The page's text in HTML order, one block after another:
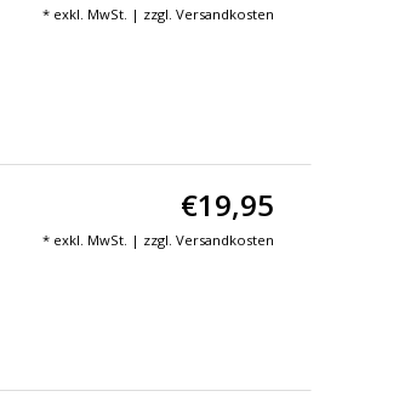
* exkl. MwSt. | zzgl. Versandkosten
€19,95
* exkl. MwSt. | zzgl. Versandkosten